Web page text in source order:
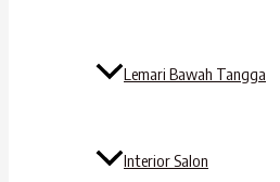
Lemari Bawah Tangga
Interior Salon